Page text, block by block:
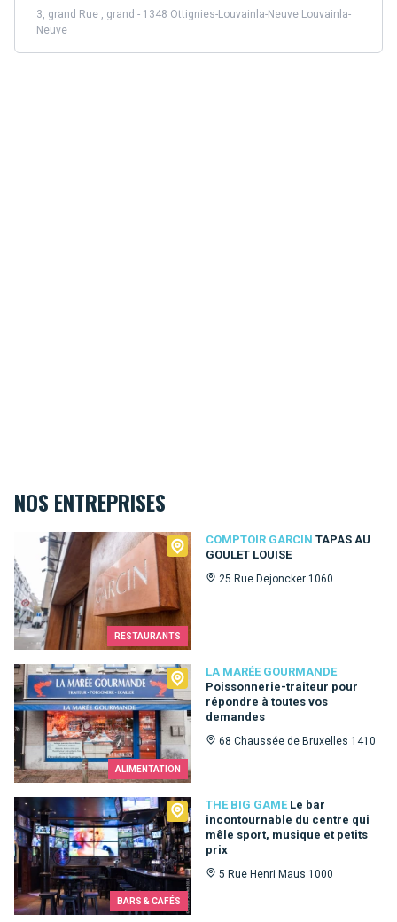
3, grand Rue , grand - 1348 Ottignies-Louvainla-Neuve Louvainla-
Neuve
NOS ENTREPRISES
RESTAURANTS
COMPTOIR GARCIN TAPAS AU
GOULET LOUISE
25 Rue Dejoncker 1060
Comptoir Garcin
ALIMENTATION
LA MARÉE GOURMANDE
Poissonnerie-traiteur pour
répondre à toutes vos
demandes
68 Chaussée de Bruxelles 1410
La Marée Gourmande
BARS & CAFÉS
THE BIG GAME Le bar
incontournable du centre qui
mêle sport, musique et petits
prix
5 Rue Henri Maus 1000
The Big Game